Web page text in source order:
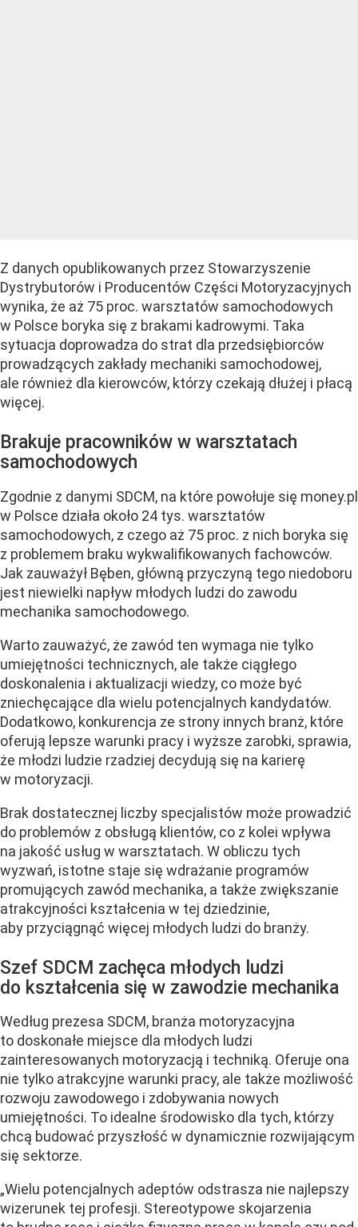
Z danych opublikowanych przez Stowarzyszenie
Dystrybutorów i Producentów Części Motoryzacyjnych
wynika, że aż 75 proc. warsztatów samochodowych
w Polsce boryka się z brakami kadrowymi. Taka
sytuacja doprowadza do strat dla przedsiębiorców
prowadzących zakłady mechaniki samochodowej,
ale również dla kierowców, którzy czekają dłużej i płacą
więcej.
Brakuje pracowników w warsztatach
samochodowych
Zgodnie z danymi SDCM, na które powołuje się money.pl
w Polsce działa około 24 tys. warsztatów
samochodowych, z czego aż 75 proc. z nich boryka się
z problemem braku wykwalifikowanych fachowców.
Jak zauważył Bęben, główną przyczyną tego niedoboru
jest niewielki napływ młodych ludzi do zawodu
mechanika samochodowego.
Warto zauważyć, że zawód ten wymaga nie tylko
umiejętności technicznych, ale także ciągłego
doskonalenia i aktualizacji wiedzy, co może być
zniechęcające dla wielu potencjalnych kandydatów.
Dodatkowo, konkurencja ze strony innych branż, które
oferują lepsze warunki pracy i wyższe zarobki, sprawia,
że młodzi ludzie rzadziej decydują się na karierę
w motoryzacji.
Brak dostatecznej liczby specjalistów może prowadzić
do problemów z obsługą klientów, co z kolei wpływa
na jakość usług w warsztatach. W obliczu tych
wyzwań, istotne staje się wdrażanie programów
promujących zawód mechanika, a także zwiększanie
atrakcyjności kształcenia w tej dziedzinie,
aby przyciągnąć więcej młodych ludzi do branży.
Szef SDCM zachęca młodych ludzi
do kształcenia się w zawodzie mechanika
Według prezesa SDCM, branża motoryzacyjna
to doskonałe miejsce dla młodych ludzi
zainteresowanych motoryzacją i techniką. Oferuje ona
nie tylko atrakcyjne warunki pracy, ale także możliwość
rozwoju zawodowego i zdobywania nowych
umiejętności. To idealne środowisko dla tych, którzy
chcą budować przyszłość w dynamicznie rozwijającym
się sektorze.
„Wielu potencjalnych adeptów odstrasza nie najlepszy
wizerunek tej profesji. Stereotypowe skojarzenia